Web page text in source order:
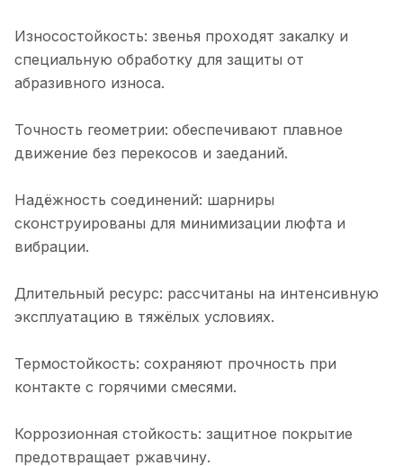
Износостойкость: звенья проходят закалку и
специальную обработку для защиты от
абразивного износа.
Точность геометрии: обеспечивают плавное
движение без перекосов и заеданий.
Надёжность соединений: шарниры
сконструированы для минимизации люфта и
вибрации.
Длительный ресурс: рассчитаны на интенсивную
эксплуатацию в тяжёлых условиях.
Термостойкость: сохраняют прочность при
контакте с горячими смесями.
Коррозионная стойкость: защитное покрытие
предотвращает ржавчину.